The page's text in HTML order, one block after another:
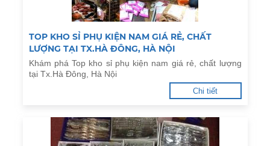
TOP KHO SỈ PHỤ KIỆN NAM GIÁ RẺ, CHẤT
LƯỢNG TẠI TX.HÀ ĐÔNG, HÀ NỘI
Khám phá Top kho sỉ phụ kiện nam giá rẻ, chất lượng
tại Tx.Hà Đông, Hà Nội
Chi tiết